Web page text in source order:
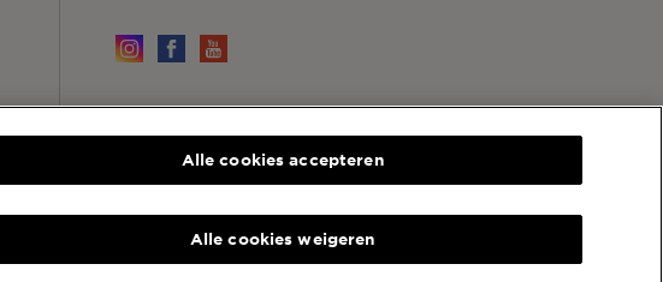
SERVICE EN CONTACT
14, RUE ROYALE 75008 PARIS
Alle cookies weigeren
Alle cookies accepteren